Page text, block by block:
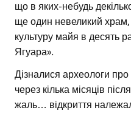
що в яких-небудь
ще один невеликий храм,
культуру майя в десять
Ягуара».
Дізналися археологи
через кілька місяців
жаль… відкриття